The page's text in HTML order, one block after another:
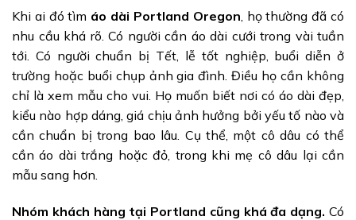
Khi ai đó tìm áo dài Portland Oregon , họ thường đã có
nhu cầu khá rõ. Có người cần áo dài cưới trong vài tuần
tới. Có người chuẩn bị Tết, lễ tốt nghiệp, buổi diễn ở
trường hoặc buổi chụp ảnh gia đình. Điều họ cần không
chỉ là xem mẫu cho vui. Họ muốn biết nơi có áo dài đẹp,
kiểu nào hợp dáng, giá chịu ảnh hưởng bởi yếu tố nào và
cần chuẩn bị trong bao lâu. Cụ thể, một cô dâu có thể
cần áo dài trắng hoặc đỏ, trong khi mẹ cô dâu lại cần
mẫu sang hơn.
Nhóm khách hàng tại Portland cũng khá đa dạng. Có